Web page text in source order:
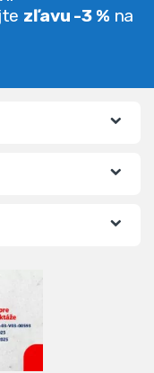
zľavu -3 % na